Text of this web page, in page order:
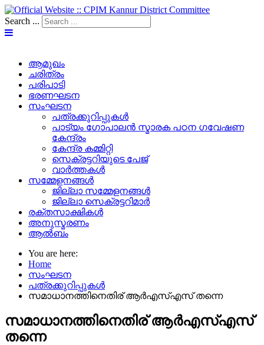
Search ...
ആമുഖം
ചരിത്രം
പരിപാടി
ഭരണഘടന
സംഘടന
പത്രക്കുറിപ്പുകള്‍
പാട്യം ഗോപാലൻ സ്മാരക പഠന ഗവേഷണ
കേന്ദ്രം
കേന്ദ്ര കമ്മിറ്റി
സെക്രട്ടറിയുടെ പേജ്‌
വാർത്തകൾ
സമ്മേളനങ്ങൾ
ജില്ലാ സമ്മേളനങ്ങൾ
ജില്ലാ സെക്രട്ടറിമാർ
രക്തസാക്ഷികൾ
അനുസ്മരണം
ആൽബം
You are here:
Home
സംഘടന
പത്രക്കുറിപ്പുകള്‍
സമാധാനത്തിനെതിര് ആർഎസ്എസ് തന്നെ
സമാധാനത്തിനെതിര് ആർഎസ്എസ്
തന്നെ